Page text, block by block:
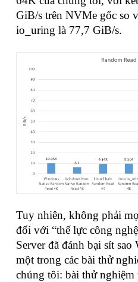
GiB/s trên NVMe gốc so
io_uring là 77,7 GiB/s.
Tuy nhiên, không phải
đối với “thế lực công
Server đã đánh bại sít
một trong các bài thử
chúng tôi: bài thử